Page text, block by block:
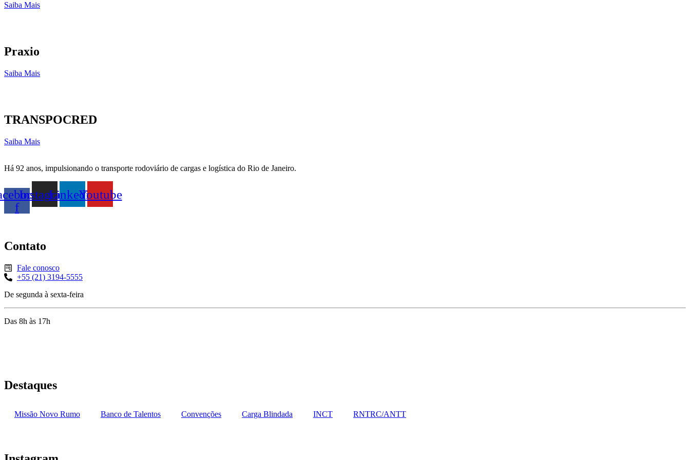
Saiba Mais
Praxio
Saiba Mais
TRANSPOCRED
Saiba Mais
Há 92 anos, impulsionando o transporte rodoviário de cargas e logística do Rio de Janeiro.
f
InstagramLinkedinYoutube
Contato
Fale conosco
+55 (21) 3194-5555
De segunda à sexta-feira
Das 8h às 17h
Destaques
Missão Novo Rumo Banco de Talentos Convenções Carga Blindada INCT RNTRC/ANTT